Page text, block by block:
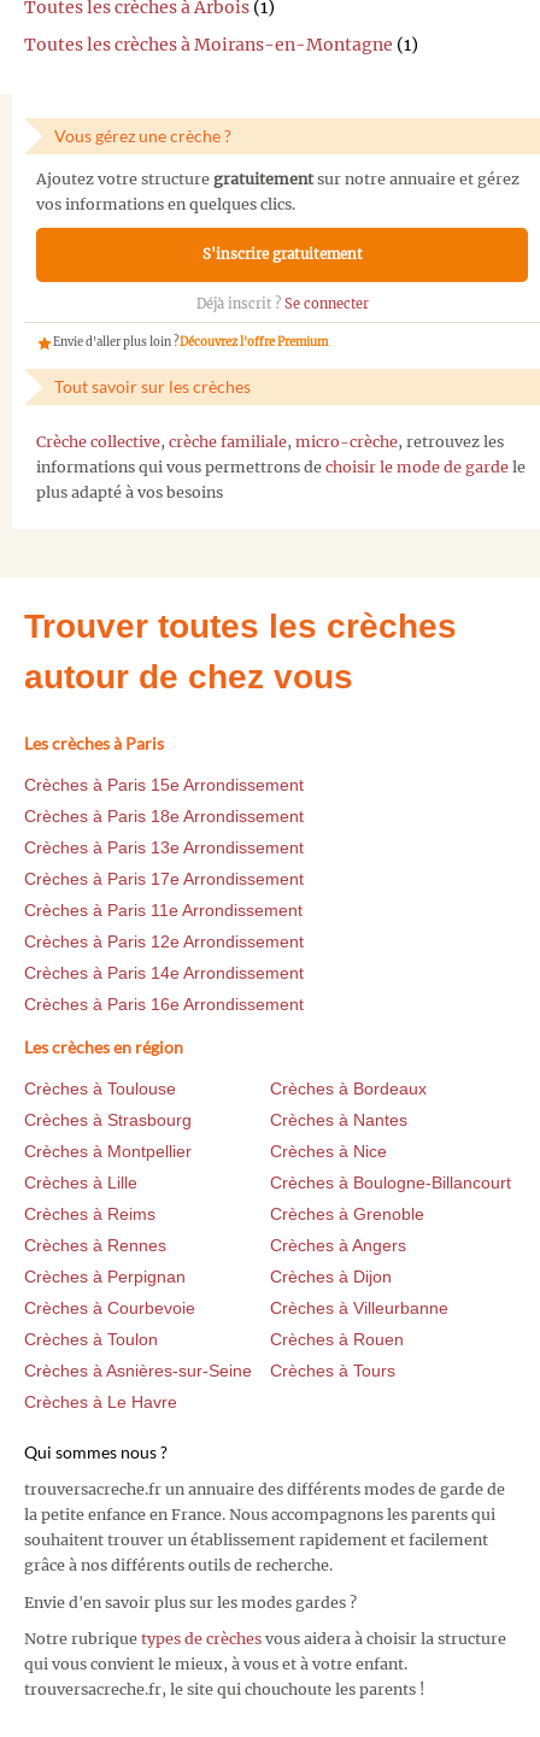
Toutes les crèches à Arbois (1)
Toutes les crèches à Moirans-en-Montagne (1)
Vous gérez une crèche ?
Ajoutez votre structure gratuitementsur notre annuaire et gérez
vos informations en quelques clics.
S'inscrire gratuitement
Déjà inscrit ? Se connecter
Envie d'aller plus loin ?Découvrez l'offre Premium
Tout savoir sur les crèches
Crèche collective, crèche familiale, micro-crèche, retrouvez les
informations qui vous permettrons de choisir le mode de garde le
plus adapté à vos besoins
Trouver toutes les crèches
autour de chez vous
Les crèches à Paris
Crèches à Paris 15e Arrondissement
Crèches à Paris 18e Arrondissement
Crèches à Paris 13e Arrondissement
Crèches à Paris 17e Arrondissement
Crèches à Paris 11e Arrondissement
Crèches à Paris 12e Arrondissement
Crèches à Paris 14e Arrondissement
Crèches à Paris 16e Arrondissement
Les crèches en région
Crèches à Toulouse
Crèches à Bordeaux
Crèches à Strasbourg
Crèches à Nantes
Crèches à Montpellier
Crèches à Nice
Crèches à Lille
Crèches à Boulogne-Billancourt
Crèches à Reims
Crèches à Grenoble
Crèches à Rennes
Crèches à Angers
Crèches à Perpignan
Crèches à Dijon
Crèches à Courbevoie
Crèches à Villeurbanne
Crèches à Toulon
Crèches à Rouen
Crèches à Asnières-sur-Seine
Crèches à Tours
Crèches à Le Havre
Qui sommes nous ?
trouversacreche.fr un annuaire des différents modes de garde de
la petite enfance en France. Nous accompagnons les parents qui
souhaitent trouver un établissement rapidement et facilement
grâce à nos différents outils de recherche.
Envie d'en savoir plus sur les modes gardes ?
Notre rubrique types de crèches vous aidera à choisir la structure
qui vous convient le mieux, à vous et à votre enfant.
trouversacreche.fr, le site qui chouchoute les parents !